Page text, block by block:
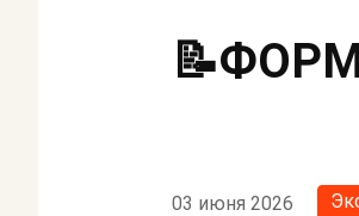
03 июня 2026